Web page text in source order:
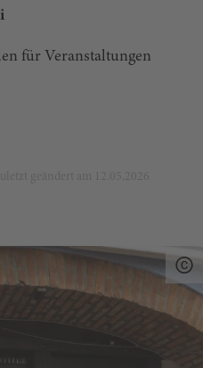
für Veranstaltungen